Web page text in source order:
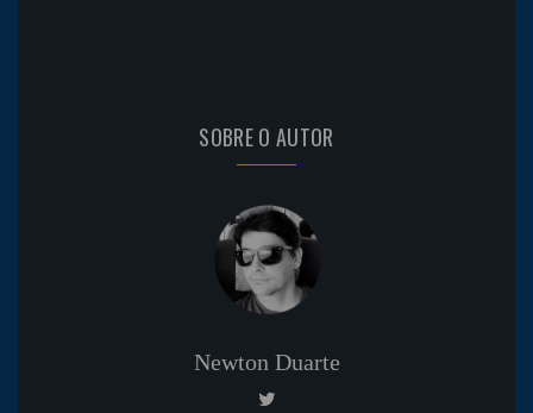
SOBRE O AUTOR
Newton Duarte